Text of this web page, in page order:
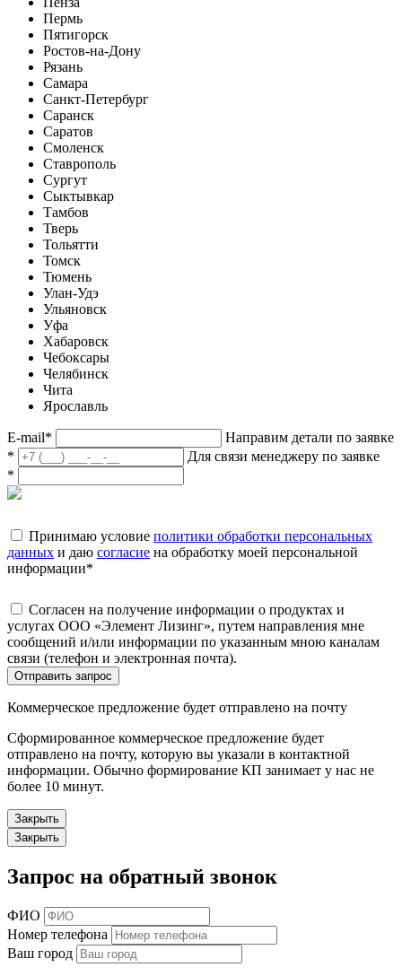
Пермь
Пятигорск
Ростов-на-Дону
Рязань
Самара
Санкт-Петербург
Саранск
Саратов
Смоленск
Ставрополь
Сургут
Сыктывкар
Тамбов
Тверь
Тольятти
Томск
Тюмень
Улан-Удэ
Ульяновск
Уфа
Хабаровск
Чебоксары
Челябинск
Чита
Ярославль
E-mail*
Направим детали по заявке
*
Для связи менеджеру по заявке
*
Принимаю условие политики обработки персональных
данных и даю согласие на обработку моей персональной
информации*
Согласен на получение информации о продуктах и
услугах ООО «Элемент Лизинг», путем направления мне
сообщений и/или информации по указанным мною каналам
связи (телефон и электронная почта).
Отправить запрос
Коммерческое предложение будет отправлено на почту
Сформированное коммерческое предложение будет
отправлено на почту, которую вы указали в контактной
информации. Обычно формирование КП занимает у нас не
более 10 минут.
Закрыть
Закрыть
Запрос на обратный звонок
ФИО
Номер телефона
Ваш город